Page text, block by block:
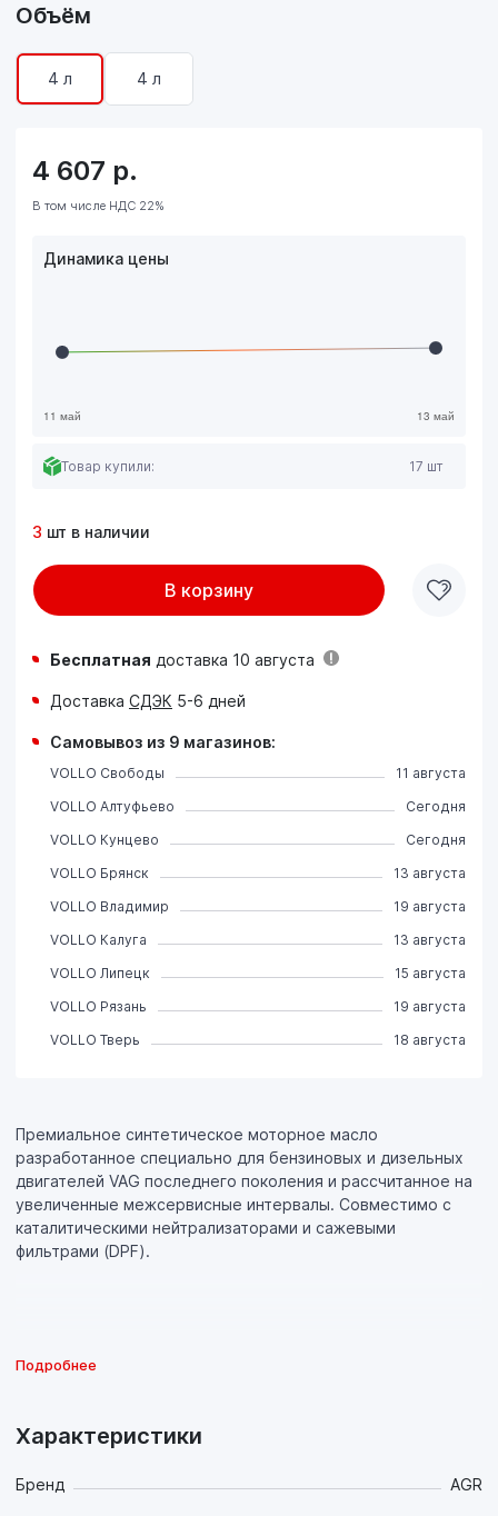
Объём
4 л 4 л
Премиальное синтетическое моторное масло
разработанное специально для бензиновых и дизельных
двигателей VAG последнего поколения и рассчитанное на
увеличенные межсервисные интервалы. Совместимо с
каталитическими нейтрализаторами и сажевыми
фильтрами (DPF).
Подробнее
Характеристики
Бренд AGR
4 607 р.
В том числе НДС 22%
Динамика цены
Товар купили: 17 шт
3 шт в наличии
В корзину
Бесплатная доставка 10 августа
Доставка СДЭК 5-6 дней
Самовывоз из 9 магазинов:
VOLLO Свободы
11 августа
VOLLO Алтуфьево
Сегодня
VOLLO Кунцево
Сегодня
VOLLO Брянск
13 августа
VOLLO Владимир
19 августа
VOLLO Калуга
13 августа
VOLLO Липецк
15 августа
VOLLO Рязань
19 августа
VOLLO Тверь
18 августа